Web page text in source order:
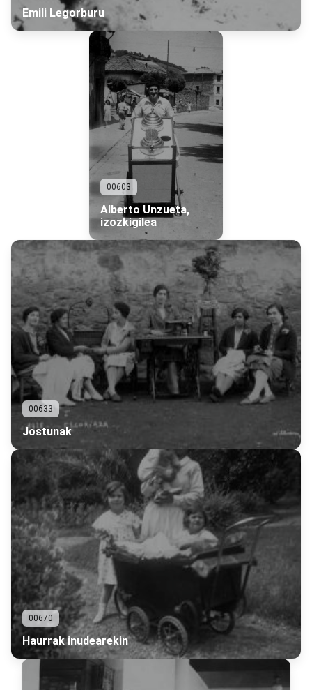
Emili Legorburu
00603
Alberto Unzueta,
izozkigilea
00633
Jostunak
00670
Haurrak inudearekin